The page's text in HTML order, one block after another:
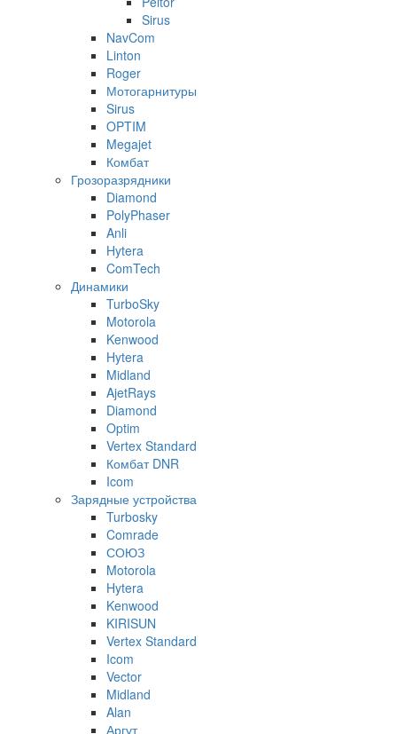
Sirus
NavCom
Linton
Roger
Мотогарнитуры
Sirus
OPTIM
Megajet
Комбат
Грозоразрядники
Diamond
PolyPhaser
Anli
Hytera
ComTech
Динамики
TurboSky
Motorola
Kenwood
Hytera
Midland
AjetRays
Diamond
Optim
Vertex Standard
Комбат DNR
Icom
Зарядные устройства
Turbosky
Comrade
СОЮЗ
Motorola
Hytera
Kenwood
KIRISUN
Vertex Standard
Icom
Vector
Midland
Alan
Аргут